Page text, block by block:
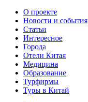
О проекте
Новости и события
Статьи
Интересное
Города
Отели Китая
Медицина
Образование
Турфирмы
Туры в Китай